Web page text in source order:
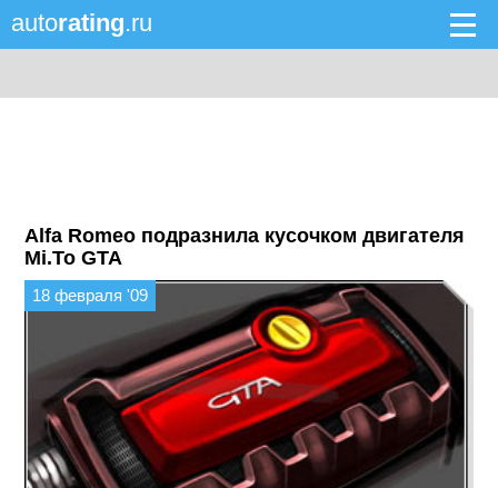
autorating.ru
Alfa Romeo подразнила кусочком двигателя
Mi.To GTA
18 февраля '09